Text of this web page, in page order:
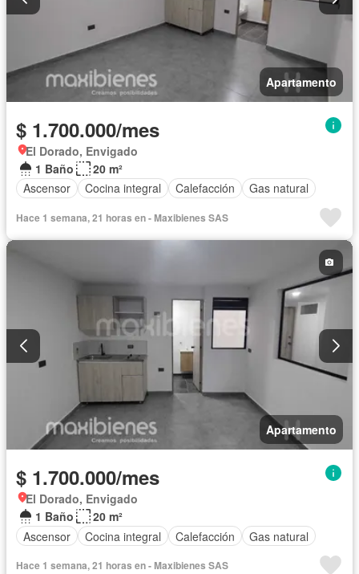
Apartamento
$ 1.700.000/mes
El Dorado, Envigado
1 Baño
20 m²
Ascensor
Cocina integral Calefacción Gas natural
Hace 1 semana, 21 horas en - Maxibienes SAS
Apartamento
$ 1.700.000/mes
El Dorado, Envigado
1 Baño
20 m²
Ascensor
Cocina integral Calefacción Gas natural
Hace 1 semana, 21 horas en - Maxibienes SAS